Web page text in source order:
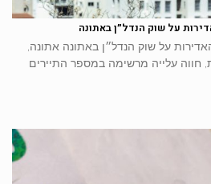
על שוק הנדל״ן באתונה
על שוק הנדל״ן באתונה אתונה,
חווה עלייה מרשימה במספר התיירים